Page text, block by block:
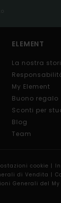
ELEMENT
La nostra
My Element
Buono regalo
Sconti per
Blog
Team
cookie |
di Vendita |
Generali del My